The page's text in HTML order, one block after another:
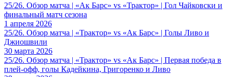
25/26. Обзор матча | «Ак Барс» vs «Трактор» | Гол Чайковски и
финальный матч сезона
1 апреля 2026
25/26. Обзор матча | «Трактор» vs «Ак Барс» | Голы Ливо и
Джиошвили
30 марта 2026
25/26. Обзор матча | «Трактор» vs «Ак Барс» | Первая победа в
плей-офф, голы Кадейкина, Григоренко и Ливо